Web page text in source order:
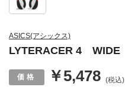
ASICS(アシックス)
LYTERACER 4 WIDE
￥5,478 (税込)